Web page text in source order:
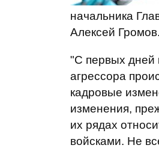
начальника
Алексей Громов.
"С первых дней
агрессора
кадровые
изменения,
их рядах
войсками. Не